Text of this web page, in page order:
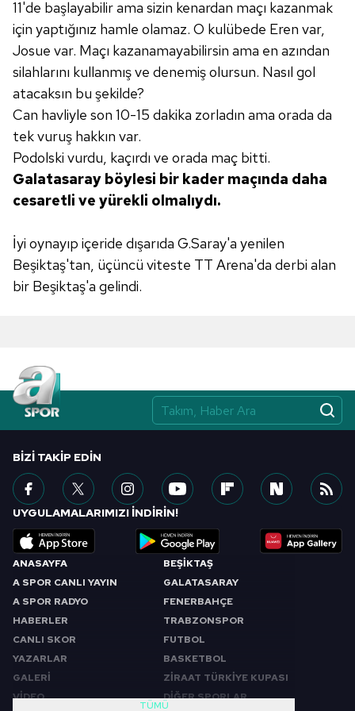
Sitemizde kendimize ve üçüncü kişilere ait çerezler
kullanılmaktadır. Bu çerezler vasıtasıyla çeşitli kişisel
verileriniz işlenmekte olup gerekli olan çerezler bilgi
toplumu hizmetlerinin sunulması amacıyla
kullanılmaktadır. Diğer çerezler, sitemizin daha işlevsel
kılınması ve kişiselleştirilmesi ve sizlere yönelik
reklam/pazarlama faaliyetlerinin yapılması, amaçlarıyla
sınırlı olarak açık rızanız dahilinde kullanılacaktır.
Çerezlere ilişkin tercihlerinizi aşağıda yer alan panel
vasıtasıyla belirleyebilirsiniz. Çerezlere ilişkin detaylı bilgi
Metnimiziziyaret edebilirsiniz.
6698 sayılı Kişisel Verilerin Korunması Kanunu uyarınca
11'de başlayabilir ama sizin kenardan maçı kazanmak
için yaptığınız hamle olamaz. O kulübede Eren var,
Josue var. Maçı kazanamayabilirsin ama en azından
silahlarını kullanmış ve denemişolursun. Nasıl gol
atacaksın bu şekilde?
Can havliyle son 10-15 dakika zorladın ama orada da
tek vuruş hakkın var.
Podolski vurdu, kaçırdı ve orada maç bitti.
Galatasaray böylesi bir kader maçında daha
cesaretli ve yürekli olmalıydı.
İyi oynayıp içeride dışarıda G.Saray'a yenilen
Beşiktaş'tan, üçüncü viteste TT Arena'da derbi alan
bir Beşiktaş'a gelindi.
ANASAYFA
A SPOR CANLI YAYIN
A SPOR RADYO
HABERLER
CANLI SKOR
YAZARLAR
GALERİ
VİDEO
BEŞİKTAŞ
GALATASARAY
FENERBAHÇE
TRABZONSPOR
FUTBOL
BASKETBOL
ZİRAAT TÜRKİYE KUPASI
DİĞER SPORLAR
TÜMÜ
BIZI TAKIP EDIN
UYGULAMALARIMIZI İNDİRİN!